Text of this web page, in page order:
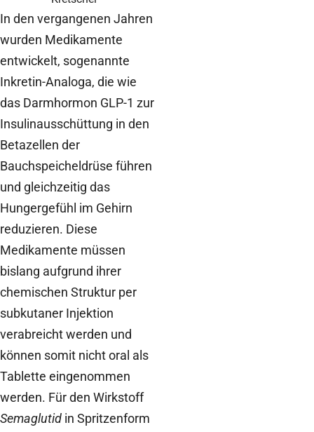
In den vergangenen Jahren
wurden Medikamente
entwickelt, sogenannte
Inkretin-Analoga, die wie
das Darmhormon GLP-1 zur
Insulinausschüttung in den
Betazellen der
Bauchspeicheldrüse führen
und gleichzeitig das
Hungergefühl im Gehirn
reduzieren. Diese
Medikamente müssen
bislang aufgrund ihrer
chemischen Struktur per
subkutaner Injektion
verabreicht werden und
können somit nicht oral als
Tablette eingenommen
werden. Für den Wirkstoff
Semaglutid in Spritzenform